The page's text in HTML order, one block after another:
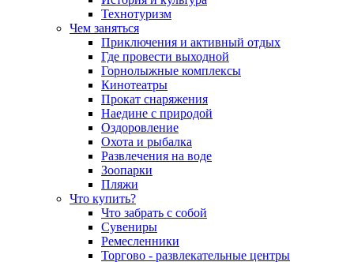
Технотуризм
Чем заняться
Приключения и активный отдых
Где провести выходной
Горнолыжные комплексы
Кинотеатры
Прокат снаряжения
Наедине с природой
Оздоровление
Охота и рыбалка
Развлечения на воде
Зоопарки
Пляжи
Что купить?
Что забрать с собой
Сувениры
Ремесленники
Торгово - развлекательные центры